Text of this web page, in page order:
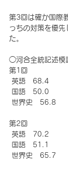
第3回は確か国際
っちの対策を優先
た。
◯河合全統記述模
第1回
英語　68.4
国語　50.0
世界史　56.8
第2回
英語　70.2
国語　51.1
世界史　65.7